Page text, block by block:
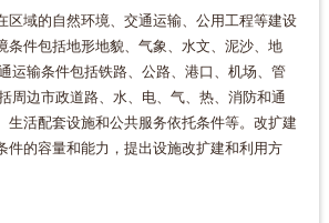
区域的自然环境、交通运输、公用工程等建设
条件包括地形地貌、气象、水文、泥沙、地
运输条件包括铁路、公路、港口、机场、管
周边市政道路、水、电、气、热、消防和通
生活配套设施和公共服务依托条件等。改扩建
件的容量和能力，提出设施改扩建和利用方